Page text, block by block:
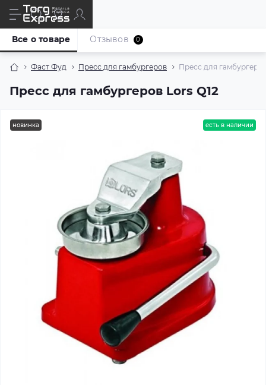
Фаст Фуд Пресс для гамбургеров Пресс для
Пресс для гамбургеров Lors Q12
Все о товаре Отзывов 0
новинка есть в наличии